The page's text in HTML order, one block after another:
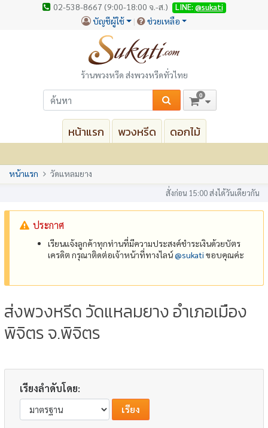
02-538-8667 (9:00-18:00 จ.-ส.) LINE: @sukati
บัญชีผู้ใช้ ช่วยเหลือ
ร้านพวงหรีด ส่งพวงหรีดทั่วไทย
0
หน้าแรก พวงหรีด ดอกไม้
หน้าแรก วัดแหลมยาง
สั่งก่อน 15:00 ส่งได้วันเดียวกัน
ประกาศ
เรียนแจ้งลูกค้าทุกท่านที่มีความประสงค์ชำระเงินด้วยบัตร
เครดิต กรุณาติดต่อเจ้าหน้าที่ทางไลน์@‌sukati ขอบคุณค่ะ
ส่งพวงหรีด วัดแหลมยาง อำเภอเมือง
พิจิตร จ.พิจิตร
เรียงลำดับโดย: